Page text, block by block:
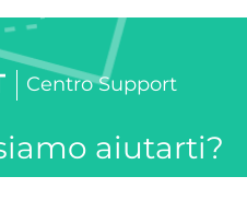
Centro Support
aiutarti?